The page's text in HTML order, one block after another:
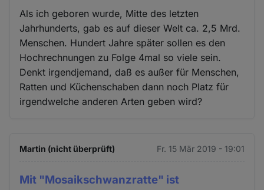
Als ich geboren wurde, Mitte des letzten
Jahrhunderts, gab es auf dieser Welt ca. 2,5 Mrd.
Menschen. Hundert Jahre später sollen es den
Hochrechnungen zu Folge 4mal so viele sein.
Denkt irgendjemand, daß es außer für Menschen,
Ratten und Küchenschaben dann noch Platz für
irgendwelche anderen Arten geben wird?
Martin (nicht überprüft) Fr. 15 Mär 2019 - 19:01
Mit "Mosaikschwanzratte" ist